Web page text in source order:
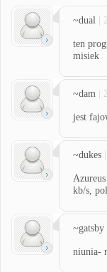
~dual
ten
misiek
~dam
jest
~dukes
kb/s,
~gatsby
niunia-